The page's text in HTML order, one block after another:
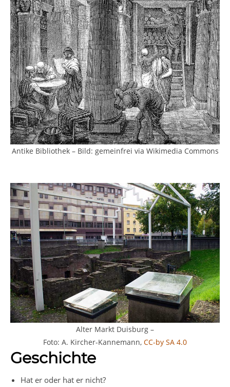
Antike Bibliothek – Bild: gemeinfrei via Wikimedia Commons
Alter Markt Duisburg –
Foto: A. Kircher-Kannemann, CC-by SA 4.0
Geschichte
Hat er oder hat er nicht?